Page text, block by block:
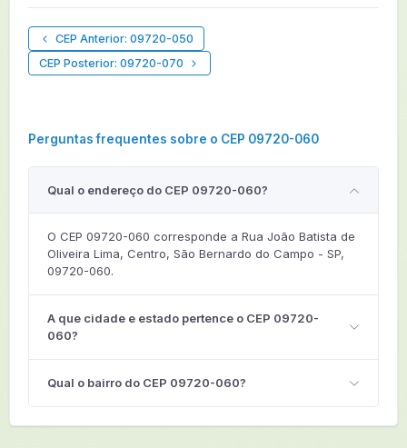
CEP Anterior: 09720-050
CEP Posterior: 09720-070
Perguntas frequentes sobre o CEP 09720-060
Qual o endereço do CEP 09720-060?
O CEP 09720-060 corresponde a Rua João Batista de
Oliveira Lima, Centro, São Bernardo do Campo - SP,
09720-060.
A que cidade e estado pertence o CEP 09720-
060?
Qual o bairro do CEP 09720-060?